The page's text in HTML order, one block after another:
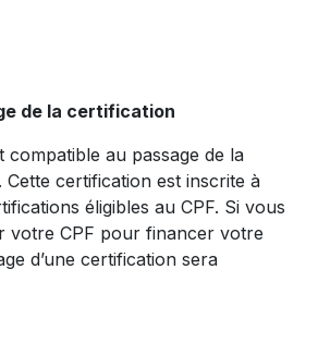
de la certification
compatible au passage de la
certification est inscrite à
éligibles au CPF. Si vous
votre CPF pour financer votre
d’une certification sera